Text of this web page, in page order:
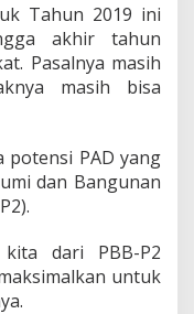
Tahun 2019 ini
akhir tahun
Pasalnya masih
masih bisa
potensi PAD yang
dan Bangunan
dari PBB-P2
untuk